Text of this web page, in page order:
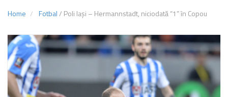
Home Fotbal/ Poli Iași – Hermannstadt, niciodată “1” în Copou